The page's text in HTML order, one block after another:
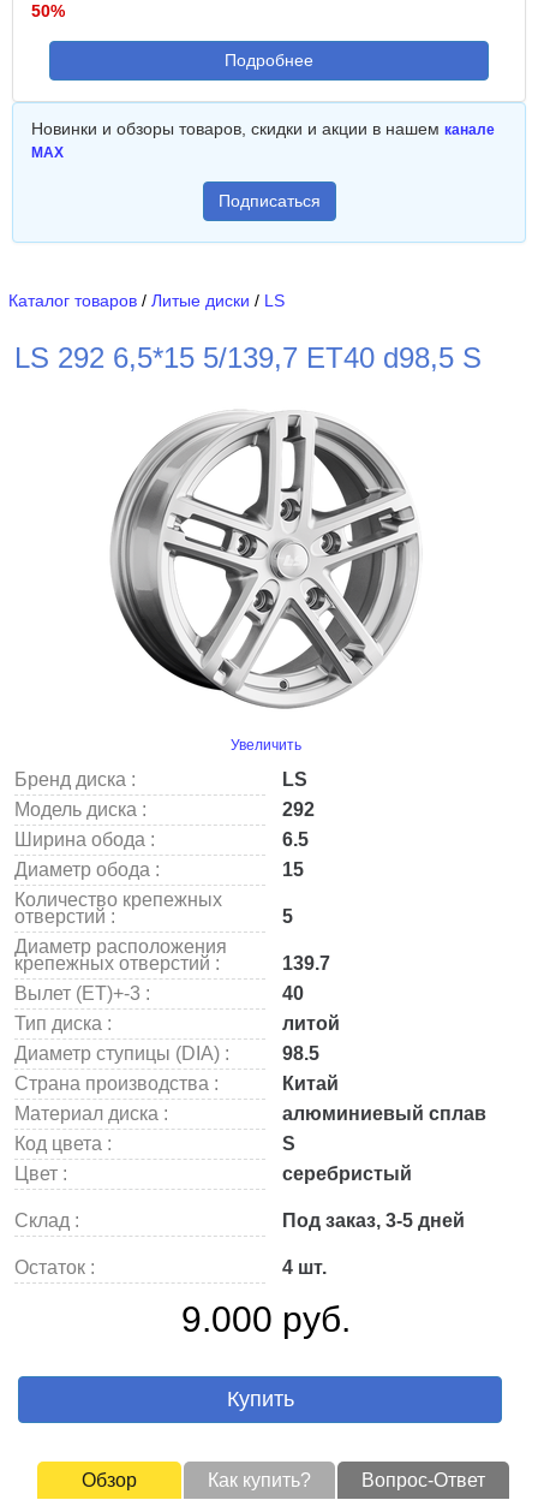
50%
Подробнее
Новинки и обзоры товаров, скидки и акции в нашем канале
MAX
Подписаться
Каталог товаров / Литые диски / LS
LS 292 6,5*15 5/139,7 ET40 d98,5 S
Увеличить
Бренд диска :
LS
Модель диска :
292
Ширина обода :
6.5
Диаметр обода :
15
Количество крепежных
отверстий :
5
Диаметр расположения
крепежных отверстий :
139.7
Вылет (ET)+-3 :
40
Тип диска :
литой
Диаметр ступицы (DIA) :
98.5
Страна производства :
Китай
Материал диска :
алюминиевый сплав
Код цвета :
S
Цвет :
серебристый
Склад : Под заказ, 3-5 дней
Остаток : 4 шт.
9.000 руб.
Купить
Обзор Как купить? Вопрос-Ответ